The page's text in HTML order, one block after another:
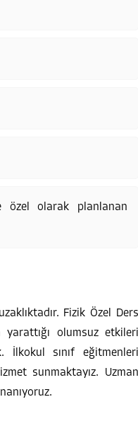
özel olarak planlanan
Fizik Özel Ders
olumsuz etkileri
İlkokul sınıf eğitmenleri
sunmaktayız. Uzman